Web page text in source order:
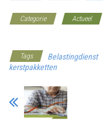
Categorie Actueel
Tags Belastingdienst
kerstpakketten